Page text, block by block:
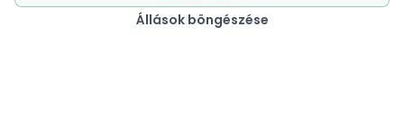
Állások böngészése